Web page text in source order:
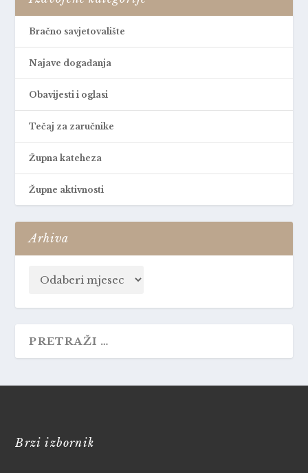
Bračno savjetovalište
Najave događanja
Obavijesti i oglasi
Tečaj za zaručnike
Župna kateheza
Župne aktivnosti
Arhiva
Brzi izbornik